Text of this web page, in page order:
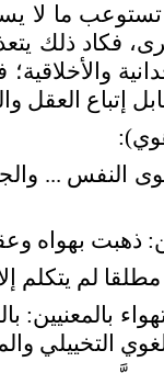
ما لا
فكاد ذلك
إتباع
النفس ...
ذهبت بهواه
مطلقا لم
بالمعنيين: